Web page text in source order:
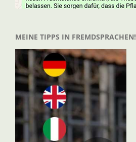
MEINE TIPPS IN FREMDSPRACHEN!